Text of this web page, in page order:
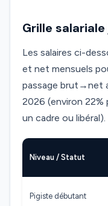
Grille
Les salaires ci-
et net mensuels
passage brut→net
2026 (environ 22%
un cadre ou libéral).
Niveau / Statut
Pigiste débutant